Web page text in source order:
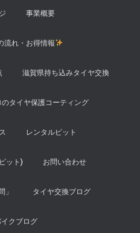
事業概要
流れ・お得情報
滋賀県持ち込みタイヤ交換
のタイヤ保護コーティング
レンタルピット
ット) お問い合わせ
」 タイヤ交換ブログ
クブログ